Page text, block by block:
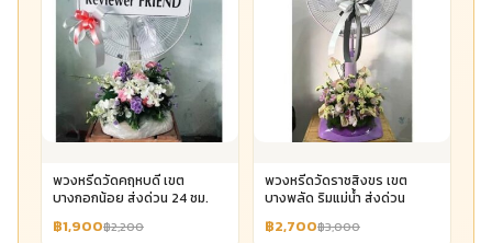
พวงหรีดวัดคฤหบดี เขต
บางกอกน้อย ส่งด่วน 24 ชม.
฿1,900฿2,200
พวงหรีดวัดราชสิงขร เขต
บางพลัด ริมแม่น้ำ ส่งด่วน
฿2,700฿3,000